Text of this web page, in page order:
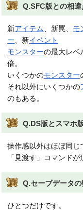
Q.SFC版との相違
新アイテム 、新罠、 モ
ー 、新イベント
モンスターの最大レベ
倍。
いくつかのモンスター
それ以外にいくつかの
のもある。
Q.DS版とスマホ
操作感以外はほぼ同じ
「見渡す」コマンドが
Q.セーブデータの
ひとつだけです。